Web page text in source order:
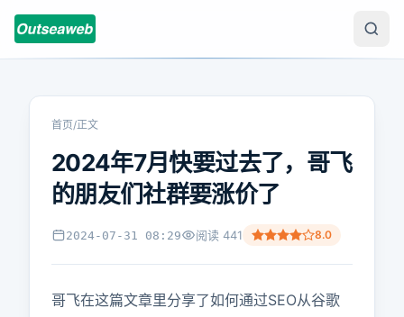
首页/正文
2024年7月快要过去了，哥飞
的朋友们社群要涨价了
2024-07-31 08:29 阅读 441 8.0
哥飞在这篇文章里分享了如何通过SEO从谷歌